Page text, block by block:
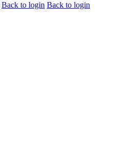
Back to login Back to login